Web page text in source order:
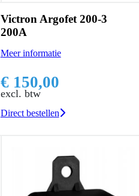
Victron Argofet 200-3
200A
Meer informatie
€ 150,00
excl. btw
Direct bestellen